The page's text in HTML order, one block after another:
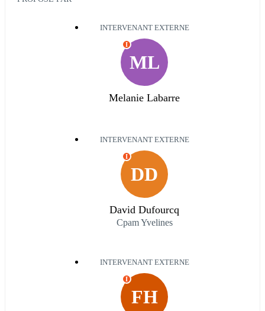
INTERVENANT EXTERNE
ML
I
Melanie Labarre
INTERVENANT EXTERNE
DD
I
David Dufourcq
Cpam Yvelines
INTERVENANT EXTERNE
FH
I